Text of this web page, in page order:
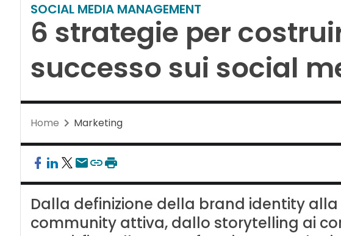
SOCIAL MEDIA MANAGEMENT
6 strategie per
successo sui social
Home Marketing
Dalla definizione della brand identity
community attiva, dallo storytelling ai